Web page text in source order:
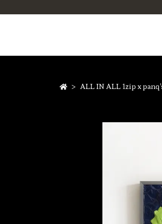
ALL IN ALL 1zip x